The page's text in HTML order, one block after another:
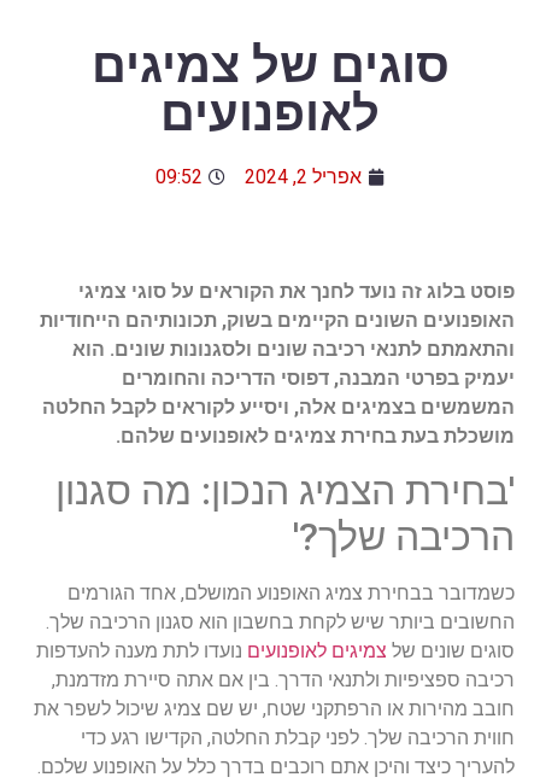
סוגים של צמיגים
לאופנועים
אפריל 2, 2024 09:52
פוסט בלוג זה נועד לחנך את הקוראים על סוגי צמיגי
האופנועים השונים הקיימים בשוק, תכונותיהם הייחודיות
והתאמתם לתנאי רכיבה שונים ולסגנונות שונים. הוא
יעמיק בפרטי המבנה, דפוסי הדריכה והחומרים
המשמשים בצמיגים אלה, ויסייע לקוראים לקבל החלטה
מושכלת בעת בחירת צמיגים לאופנועים שלהם.
'בחירת הצמיג הנכון: מה סגנון
הרכיבה שלך?'
כשמדובר בבחירת צמיג האופנוע המושלם, אחד הגורמים
החשובים ביותר שיש לקחת בחשבון הוא סגנון הרכיבה שלך.
סוגים שונים של צמיגים לאופנועים נועדו לתת מענה להעדפות
רכיבה ספציפיות ולתנאי הדרך. בין אם אתה סיירת מזדמנת,
חובב מהירות או הרפתקני שטח, יש שם צמיג שיכול לשפר את
חווית הרכיבה שלך. לפני קבלת החלטה, הקדישו רגע כדי
להעריך כיצד והיכן אתם רוכבים בדרך כלל על האופנוע שלכם.